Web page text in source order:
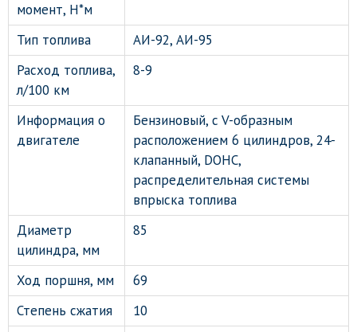
момент, Н*м
Тип топлива
АИ-92, АИ-95
Расход топлива,
л/100 км
8-9
Информация о
двигателе
Бензиновый, c V-образным
расположением 6 цилиндров, 24-
клапанный, DOHC,
распределительная системы
впрыска топлива
Диаметр
цилиндра, мм
85
Ход поршня, мм
69
Степень сжатия
10